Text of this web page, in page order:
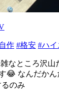
作 #格安 #ハイ
なところ沢
😂 なんだかん
のみ